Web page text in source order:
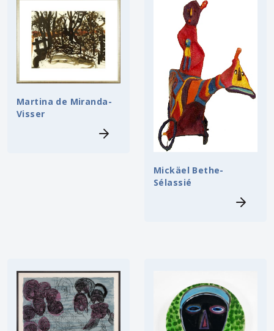
Martina de Miranda-
Visser
Mickäel Bethe-
Sélassié